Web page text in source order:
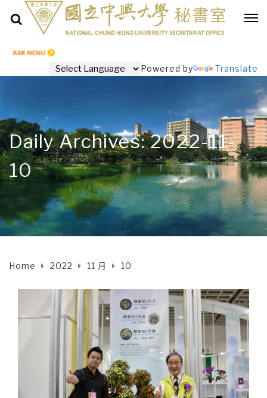
Powered by Translate
Daily Archives: 2022-11-
10
Home 2022 11 月 10